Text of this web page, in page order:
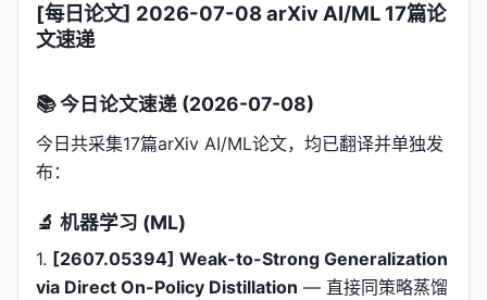
[每日论文] 2026-07-08 arXiv AI/ML 17篇论
文速递
📚 今日论文速递 (2026-07-08)
今日共采集17篇arXiv AI/ML论文，均已翻译并单独发
布：
🔬 机器学习 (ML)
1. [2607.05394] Weak-to-Strong Generalization
via Direct On-Policy Distillation — 直接同策略蒸馏